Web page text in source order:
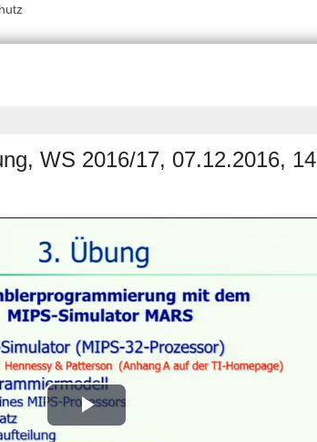
WS 2016/17, 07.12.2016, 14
Play